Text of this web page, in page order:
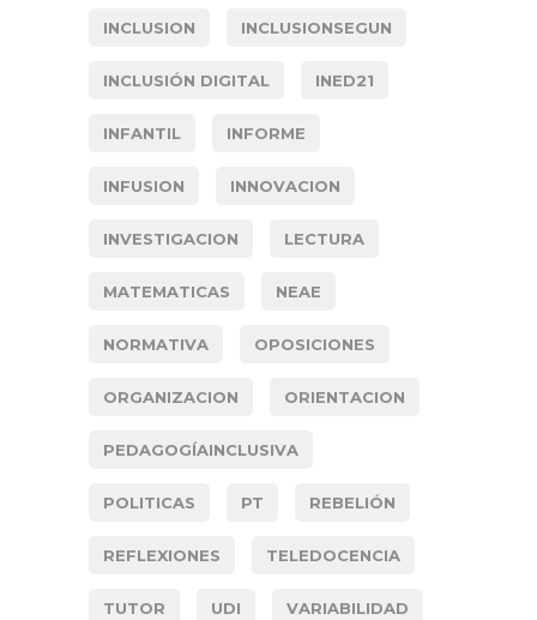
INCLUSION INCLUSIONSEGUN
INCLUSIÓN DIGITAL INED21
INFANTIL INFORME
INFUSION INNOVACION
INVESTIGACION LECTURA
MATEMATICAS NEAE
NORMATIVA OPOSICIONES
ORGANIZACION ORIENTACION
PEDAGOGÍAINCLUSIVA
POLITICAS PT REBELIÓN
REFLEXIONES TELEDOCENCIA
TUTOR UDI VARIABILIDAD